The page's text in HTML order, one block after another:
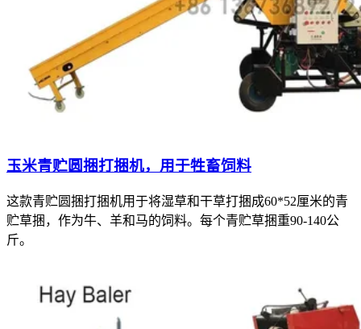
玉米青贮圆捆打捆机，用于牲畜饲料
这款青贮圆捆打捆机用于将湿草和干草打捆成60*52厘米的青
贮草捆，作为牛、羊和马的饲料。每个青贮草捆重90-140公
斤。